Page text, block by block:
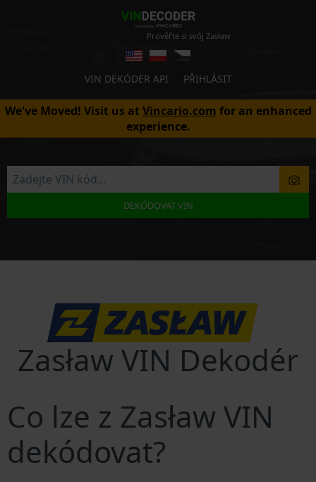
Prověřte si svůj Zasław
VIN DEKÓDER API PŘIHLÁSIT
We've Moved! Visit us atVincario.com for an enhanced
experience.
DEKÓDOVAT VIN
Zasław VIN Dekodér
Co lze z Zasław VIN
dekódovat?